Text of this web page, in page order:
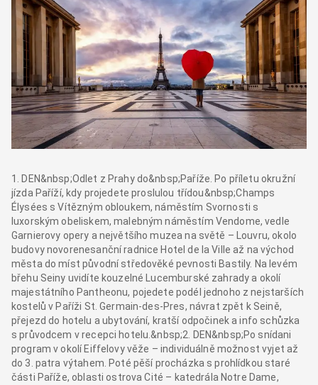
1. DEN&nbsp;Odlet z Prahy do&nbsp;Paříže. Po příletu okružní
jízda Paříží, kdy projedete proslulou třídou&nbsp;Champs
Élysées s Vítězným obloukem, náměstím Svornosti s
luxorským obeliskem, malebným náměstím Vendome, vedle
Garnierovy opery a největšího muzea na světě – Louvru, okolo
budovy novorenesanční radnice Hotel de la Ville až na východ
města do míst původní středověké pevnosti Bastily. Na levém
břehu Seiny uvidíte kouzelné Lucemburské zahrady a okolí
majestátního Pantheonu, pojedete podél jednoho z nejstarších
kostelů v Paříži St. Germain-des-Pres, návrat zpět k Seině,
přejezd do hotelu a ubytování, kratší odpočinek a info schůzka
s průvodcem v recepci hotelu.&nbsp;2. DEN&nbsp;Po snídani
program v okolí Eiffelovy věže – individuálně možnost vyjet až
do 3. patra výtahem. Poté pěší procházka s prohlídkou staré
části Paříže, oblasti ostrova Cité – katedrála Notre Dame,